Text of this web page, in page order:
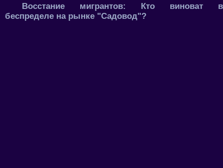
Восстание мигрантов: Кто виноват в
беспределе на рынке "Садовод"?